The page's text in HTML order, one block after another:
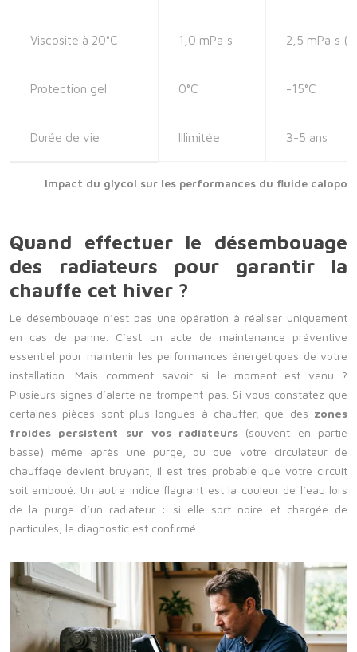
Impact du glycol sur les performances du fluide
Viscosité à 20°C 1,0 mPa·s 2,5 mPa·s
Protection gel 0°C -15°C
Durée de vie Illimitée 3-5 ans
Quand effectuer le désembouage
des radiateurs pour garantir la
chauffe cet hiver ?
Le désembouage n’est pas une opération à réaliser uniquement
en cas de panne. C’est un acte de maintenance préventive
essentiel pour maintenir les performances énergétiques de votre
installation. Mais comment savoir si le moment est venu ?
Plusieurs signes d’alerte ne trompent pas. Si vous constatez que
certaines pièces sont plus longues à chauffer, que des zones
froides persistent sur vos radiateurs (souvent en partie
basse) même après une purge, ou que votre circulateur de
chauffage devient bruyant, il est très probable que votre circuit
soit emboué. Un autre indice flagrant est la couleur de l’eau lors
de la purge d’un radiateur : si elle sort noire et chargée de
particules, le diagnostic est confirmé.